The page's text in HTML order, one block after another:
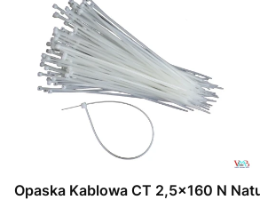
Opaska Kablowa CT 2,5x160 N